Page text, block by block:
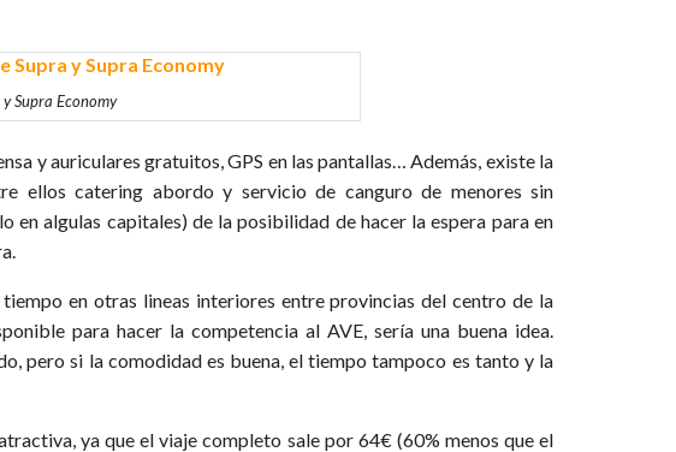
Supra Economy
y auriculares gratuitos, GPS en las pantallas… Además, existe la
ellos catering abordo y servicio de canguro de menores sin
en algulas capitales) de la posibilidad de hacer la espera para en
en otras lineas interiores entre provincias del centro de la
para hacer la competencia al AVE, sería una buena idea.
pero si la comodidad es buena, el tiempo tampoco es tanto y la
ya que el viaje completo sale por 64€ (60% menos que el